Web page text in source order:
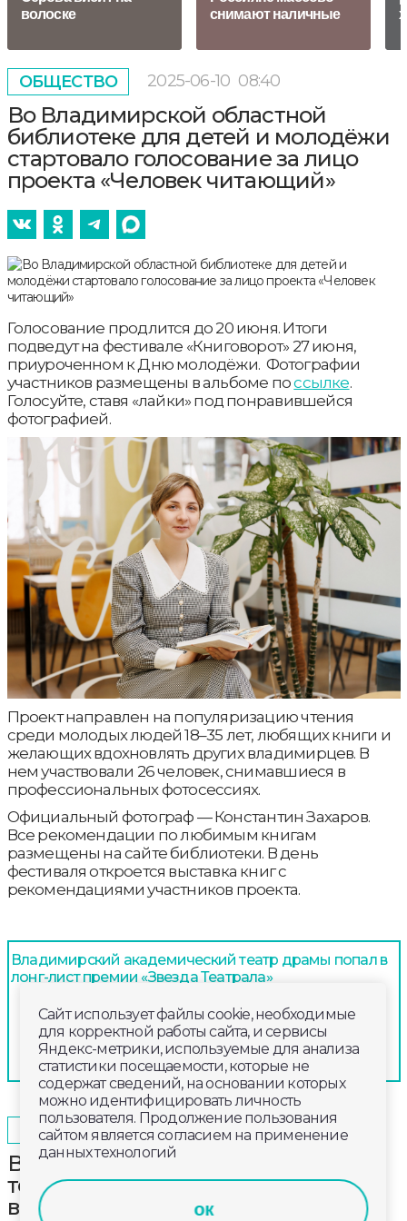
волоске
снимают наличные
ОБЩЕСТВО 2025-06-10 08:40
Во Владимирской областной
библиотеке для детей и молодёжи
стартовало голосование за лицо
проекта «Человек читающий»
Голосование продлится до 20 июня. Итоги
подведут на фестивале «Книговорот» 27 июня,
приуроченном к Дню молодёжи. Фотографии
участников размещены в альбоме поссылке.
Голосуйте, ставя «лайки» под понравившейся
фотографией.
Проект направлен на популяризацию чтения
среди молодых людей 18–35 лет, любящих книги и
желающих вдохновлять других владимирцев. В
нем участвовали 26 человек, снимавшиеся в
профессиональных фотосессиях.
Официальный фотограф — Константин Захаров.
Все рекомендации по любимым книгам
размещены на сайте библиотеки. В день
фестиваля откроется выставка книг с
рекомендациями участников проекта.
Владимирский академический театр драмы попал в
лонг-лист премии «Звезда Театрала»
ОБЩЕСТВО 2025-06-11 08:40
Владимирский академический
театр драмы принял участие
в фестивале «У Троицы»
Сайт использует файлы cookie, необходимые
для корректной работы сайта, и сервисы
Яндекс-метрики, используемые для анализа
статистики посещаемости, которые не
содержат сведений, на основании которых
можно идентифицировать личность
пользователя. Продолжение пользования
сайтом является согласием на применение
данных технологий
ок